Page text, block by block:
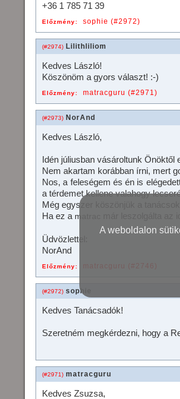
A weboldalon
+36 1 785 71 39
Előzmény: sophie (#2972)
(#2974) Lilithliliom
Kedves László!
Köszönöm a gyors választ! :-)
Előzmény: matracguru (#2971)
(#2973) NorAnd
Kedves László,
Idén júliusban vásároltunk
Nem akartam korábban írni, mert
Nos, a feleségem és én is
a térdemet kellene valahogy
Még egyszer köszönjük a
Ha ez a matrac
Üdvözlettel:
NorAnd
Előzmény: matracguru (#2746)
(#2972) sophie
Kedves Tanácsadók!
Szeretném megkérdezni, hogy a
(#2971) matracguru
Kedves Zsuzsa,